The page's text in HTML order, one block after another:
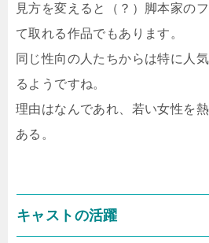
見方を変えると（？）脚本家の
て取れる作品でもあります。
同じ性向の人たちからは特に人
るようですね。
理由はなんであれ、若い女性を
ある。
キャストの活躍